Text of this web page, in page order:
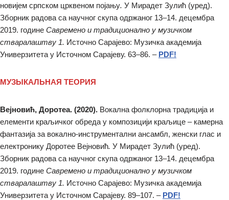
новијем српском црквеном појању. У Мирадет Зулић (уред).
Зборник радова са научног скупа одржаног 13–14. децембра
2019. године Савремено и традиционално у музичком
стваралаштву 1. Источно Сарајево: Музичка академија
Универзитета у Источном Сарајеву. 63–86. – PDF!
МУЗЫКАЛЬНАЯ ТЕОРИЯ
Вејновић, Доротеа. (2020). Вокална фолклорна традиција и
елементи краљичког обреда у композицији краљице – камерна
фантазија за вокално-инструментални ансамбл, женски глас и
електронику Доротее Вејновић. У Мирадет Зулић (уред).
Зборник радова са научног скупа одржаног 13–14. децембра
2019. године Савремено и традиционално у музичком
стваралаштву 1. Источно Сарајево: Музичка академија
Универзитета у Источном Сарајеву. 89–107. – PDF!